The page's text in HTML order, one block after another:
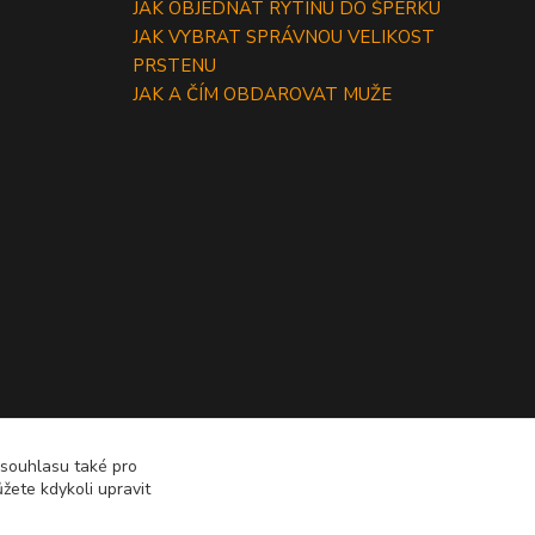
JAK OBJEDNAT RYTINU DO ŠPERKU
JAK VYBRAT SPRÁVNOU VELIKOST
PRSTENU
JAK A ČÍM OBDAROVAT MUŽE
také pro
kdykoli upravit